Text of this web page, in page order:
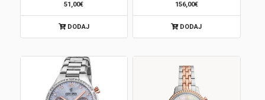
51,00€
DODAJ
156,00€
DODAJ